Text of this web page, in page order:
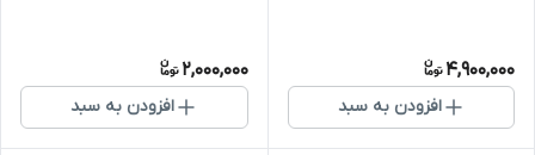
4,900,000
افزودن به سبد
2,000,000
افزودن به سبد